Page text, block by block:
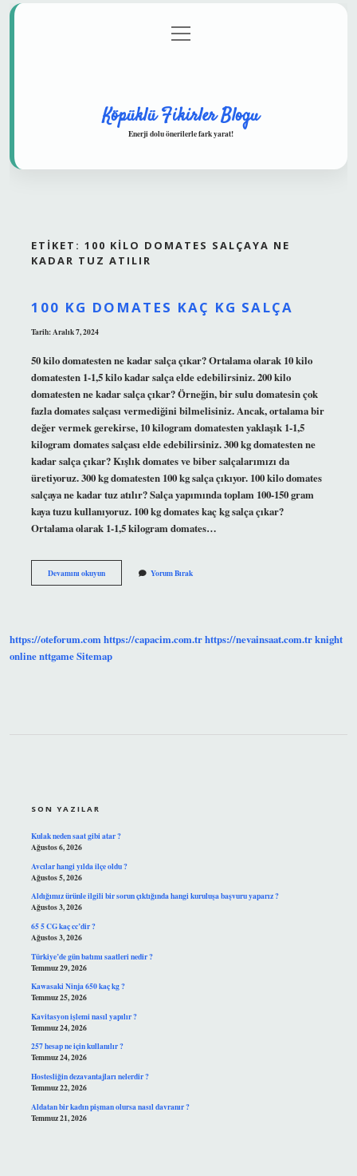
Gizlilik Politikası
menüyü
aç
Köpüklü Fikirler Blogu
Enerji dolu önerilerle fark yarat!
ETIKET: 100 KILO DOMATES SALÇAYA NE
KADAR TUZ ATILIR
100 KG DOMATES KAÇ KG SALÇA
Tarih: Aralık 7, 2024
50 kilo domatesten ne kadar salça çıkar? Ortalama olarak 10 kilo
domatesten 1-1,5 kilo kadar salça elde edebilirsiniz. 200 kilo
domatesten ne kadar salça çıkar? Örneğin, bir sulu domatesin çok
fazla domates salçası vermediğini bilmelisiniz. Ancak, ortalama bir
değer vermek gerekirse, 10 kilogram domatesten yaklaşık 1-1,5
kilogram domates salçası elde edebilirsiniz. 300 kg domatesten ne
kadar salça çıkar? Kışlık domates ve biber salçalarımızı da
üretiyoruz. 300 kg domatesten 100 kg salça çıkıyor. 100 kilo domates
salçaya ne kadar tuz atılır? Salça yapımında toplam 100-150 gram
kaya tuzu kullanıyoruz. 100 kg domates kaç kg salça çıkar?
Ortalama olarak 1-1,5 kilogram domates…
Devamını okuyun100
Kg
Yorum Bırak
https://oteforum.comhttps://capacim.com.trhttps://nevainsaat.com.trknight
onlinenttgameSitemap
SON YAZILAR
Kulak neden saat gibi atar ?
Ağustos 6, 2026
Avcılar hangi yılda ilçe oldu ?
Ağustos 5, 2026
Aldığımız ürünle ilgili bir sorun çıktığında hangi kuruluşa başvuru yaparız ?
Ağustos 3, 2026
65 5 CG kaç cc’dir ?
Ağustos 3, 2026
Türkiye’de gün batımı saatleri nedir ?
Temmuz 29, 2026
Kawasaki Ninja 650 kaç kg ?
Temmuz 25, 2026
Kavitasyon işlemi nasıl yapılır ?
Temmuz 24, 2026
257 hesap ne için kullanılır ?
Temmuz 24, 2026
Hostesliğin dezavantajları nelerdir ?
Temmuz 22, 2026
Aldatan bir kadın pişman olursa nasıl davranır ?
Temmuz 21, 2026